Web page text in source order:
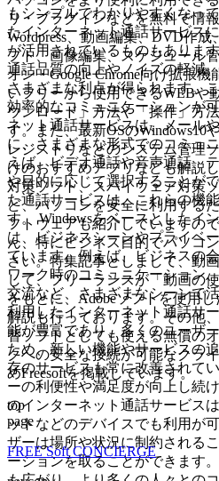
もシンプルでわかりやすくなっ
たインターネット通話サービス
が活用されているものもありま
通話品質の向上やノイズの軽減
さまざまな利点が得られます。
効率的なコミュニケーションが
ネット通話サービスは、メール
に、さまざまな形式でのコミュ
えば、ビデオ通話や音声通話、
や目的に応じて選択することが
た通話サービスは、これらの機
す。 Windowsをベースとしたイ
は、ビジネスシーンやプライベ
ています。例えば、ビジネスの
ワーク時のコミュニケーション
交流など、さまざまなシーンで
利用したインターネット通話サ
能が豊富であり、多くのユーザ
ため、新しい機能やサービスの
存のサービスも常に改善されて
ーの利便性や満足度が向上し続
のインターネット通話サービス
ットなどのデバイスでも利用が
ザーは場所や状況に制約される
ーションを取ることができます
リ・プラグインなどを無料で情
Wordpress、動画編集、DVD作成
フト、画像編集、スケジュール
オン・Google Chrome向け拡張機
いフリーから使用できるWEBや
ウンロード」方法や「操作」方
す。また、最新OSのWindows10
レジストリなどのシステム管理
けのおすすめアプリなども解説
対策ソフト、スパイウェア対策
ど、パソコンを安全に利用する
フトウェアも紹介していますの
ん、特にビジネス目的でパソコ
さい。特集記事としまして、動
して、フリーランスが「動画の
をもとに、Adobeソフトを使用
解説も行っております。その他
替ソフトとしても使える無償の
クへの安全な接続が可能なクラ
めFreesoftを掲載しています。
top
page
FREE Soft CONCIERGE